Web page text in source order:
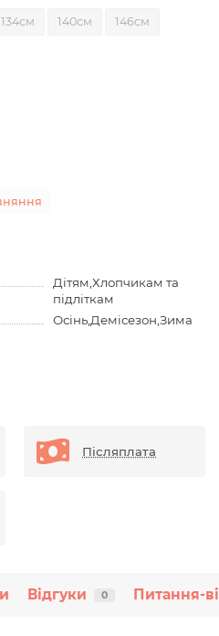
134см 140см 146см
Дітям,Хлопчикам та
підліткам
Осінь,Демісезон,Зима
Післяплата
Відгуки 0 Питання-